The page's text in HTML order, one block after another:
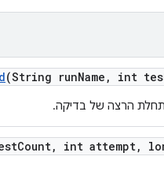
(String runName , int
הרצה של בדיקה.
Count, int attempt,